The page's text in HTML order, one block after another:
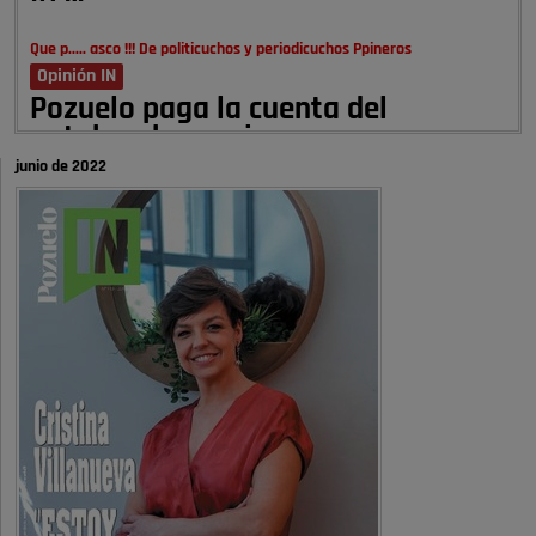
Que p..... asco !!! De politicuchos y periodicuchos Ppineros
Opinión IN
Pozuelo paga la cuenta del
autobombo: casi …
Señora Alcaldesa Ud no ha vivido nunca en Pozuelo , pero yo si desde
hace más de 60 años , …
Pozuelo de Alarcón
Quejas por el deterioro de la
limpieza …
A ver si es posible que haya vivienda para familias con hijos y no
solamente jóvenes que no es tan …
Pozuelo de Alarcón
Pozuelo desbloquea
definitivamente Huerta Grande: las
obras …
junio de 2022